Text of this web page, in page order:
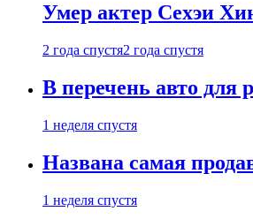
Умер актер Сехэи
2 года спустя2 года спустя
В перечень авто для
1 неделя спустя
Названа самая
1 неделя спустя